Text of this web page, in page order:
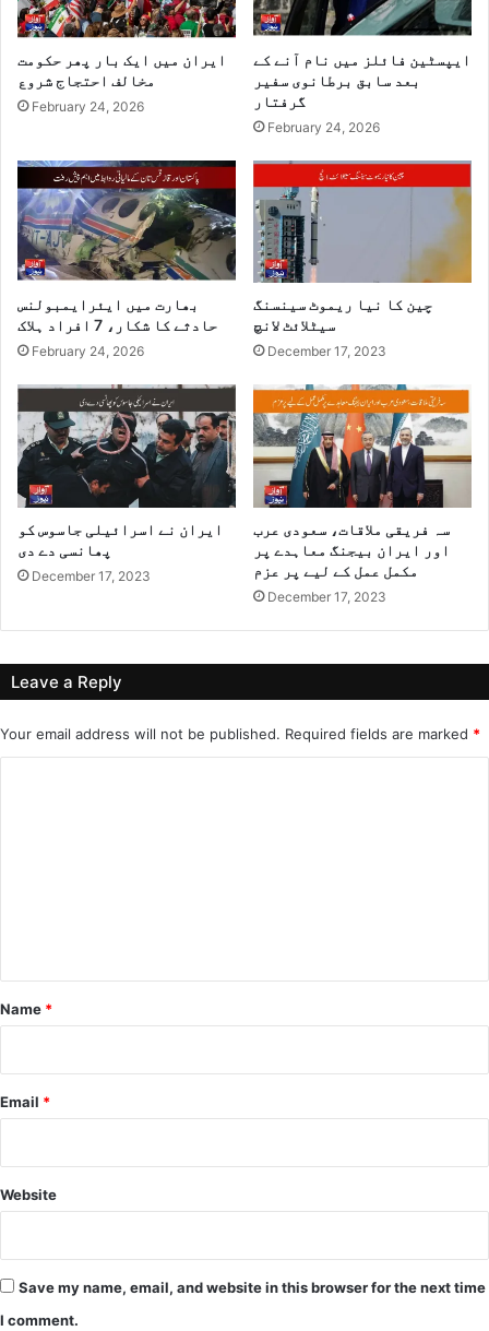
ایران میں ایک بار پھر حکومت
مخالف احتجاج شروع
February 24, 2026
ایپسٹین فائلز میں نام آنے کے
بعد سابق برطانوی سفیر
گرفتار
February 24, 2026
بھارت میں ایئرایمبولنس
حادثے کا شکار، 7 افراد ہلاک
February 24, 2026
چین کا نیا ریموٹ سینسنگ
سیٹلائٹ لانچ
December 17, 2023
ایران نے اسرائیلی جاسوس کو
پھانسی دے دی
December 17, 2023
سہ فریقی ملاقات، سعودی عرب
اور ایران بیجنگ معاہدے پر
مکمل عمل کے لیے پر عزم
December 17, 2023
Leave a Reply
Your email address will not be published. Required fields are marked *
*
Name *
Email *
Website
Save my name, email, and website in this browser for the next time
I comment.